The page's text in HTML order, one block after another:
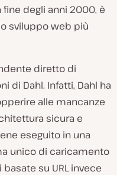
degli anni 2000, è
sviluppo web più
diretto di
di Dahl. Infatti, Dahl ha
alle mancanze
sicura e
eseguito in una
unico di caricamento
su URL invece